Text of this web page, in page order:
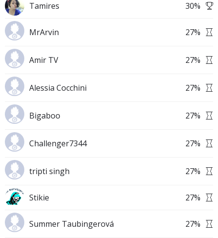
Tamires 30%
MrArvin 27%
Amir TV 27%
Alessia Cocchini 27%
Bigaboo 27%
Challenger7344 27%
tripti singh 27%
Stikie 27%
Summer Taubingerová 27%